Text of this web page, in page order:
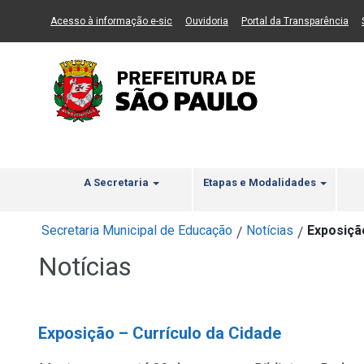
Ir ao Conteúdo Ir para menu principal 2 Ir para busca
Acesso à informação e-sic(Link para um novo sítio)
Ouvidoria (Link para um novo sítio)
Portal da Transparência
A Secretaria Etapas e Modalidades
Secretaria Municipal de Educação / Notícias /
Notícias
Exposição – Currículo da Cidade